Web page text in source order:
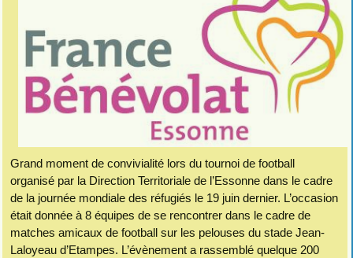
Grand moment de convivialité lors du tournoi de football
organisé par la Direction Territoriale de l’Essonne dans le cadre
de la journée mondiale des réfugiés le 19 juin dernier. L’occasion
était donnée à 8 équipes de se rencontrer dans le cadre de
matches amicaux de football sur les pelouses du stade Jean-
Laloyeau d’Etampes. L’évènement a rassemblé quelque 200